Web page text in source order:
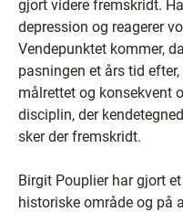
gjort videre fremskridt.
depression og reagerer
Vendepunktet kommer,
pasningen et års tid
målrettet og konsekvent
disciplin, der
sker der fremskridt.
Birgit Pouplier har gjort
historiske område og på